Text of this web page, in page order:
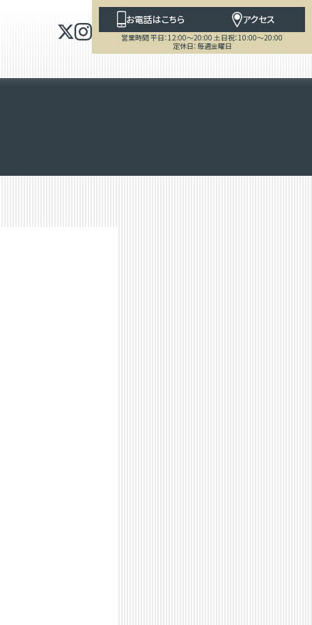
お電話はこちら アクセス
営業時間 平日：12:00～20:00 土日祝：10:00～20:00
定休日：毎週金曜日